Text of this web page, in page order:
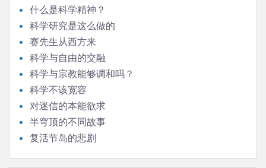
什么是科学精神？
科学研究是这么做的
赛先生从西方来
科学与自由的交融
科学与宗教能够调和吗？
科学不该宽容
对迷信的本能欲求
半穹顶的不同故事
复活节岛的悲剧